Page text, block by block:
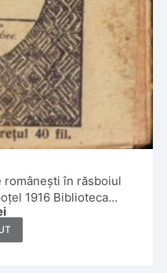
în răsboiul
1916 Biblioteca